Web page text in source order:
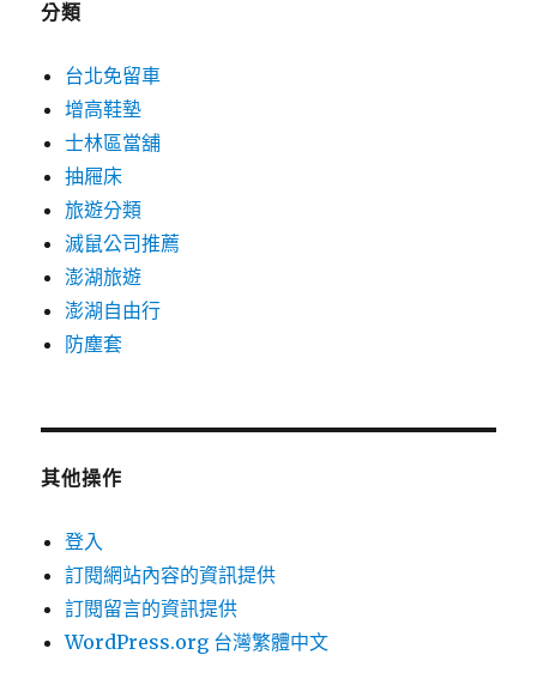
分類
台北免留車
增高鞋墊
士林區當舖
抽屜床
旅遊分類
滅鼠公司推薦
澎湖旅遊
澎湖自由行
防塵套
其他操作
登入
訂閱網站內容的資訊提供
訂閱留言的資訊提供
WordPress.org 台灣繁體中文